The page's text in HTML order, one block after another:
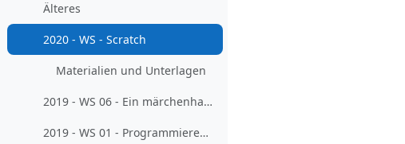
Älteres
2020 - WS - Scratch
Materialien und Unterlagen
2019 - WS 06 - Ein märchenhafter Zugang zum Programmieren
2019 - WS 01 - Programmieren mit Scratch und Co. für Lehrkräfte ohne größere Vorerfahrungen